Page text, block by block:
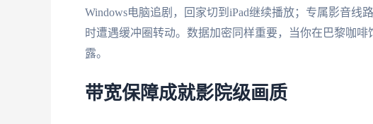
Windows电脑追剧，回家切到iPad继续播放；专属影音线
时遭遇缓冲圈转动。数据加密同样重要，当你在巴黎咖
露。
带宽保障成就影院级画质